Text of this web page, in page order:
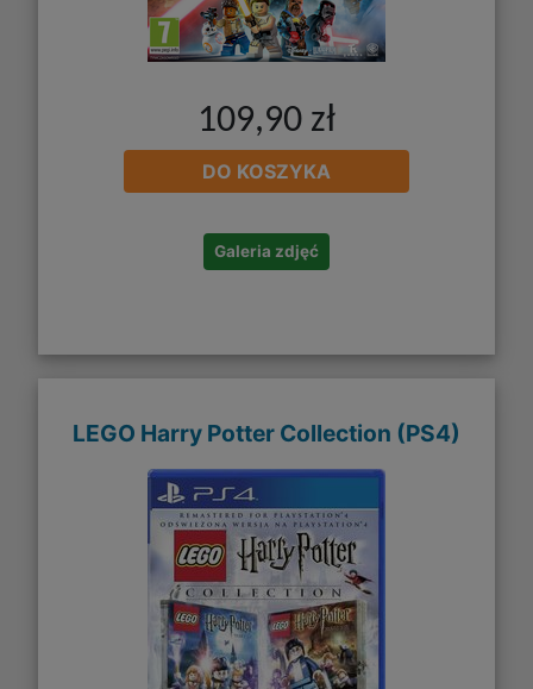
109,90 zł
DO KOSZYKA
Galeria zdjęć
LEGO Harry Potter Collection (PS4)